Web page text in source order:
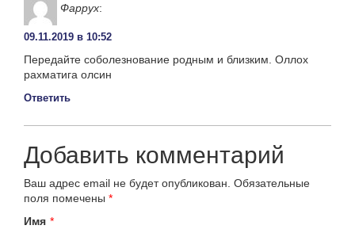
Фаррух:
09.11.2019 в 10:52
Передайте соболезнование родным и близким. Оллох
рахматига олсин
Ответить
Добавить комментарий
Ваш адрес email не будет опубликован. Обязательные
поля помечены *
Имя *